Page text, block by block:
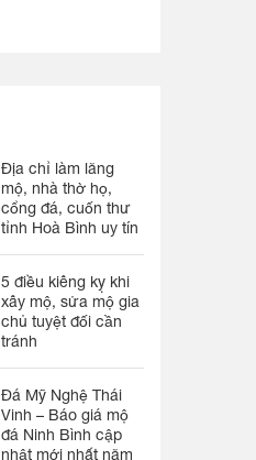
Địa chỉ làm lăng
mộ, nhà thờ họ,
cổng đá, cuốn thư
tỉnh Hoà Bình uy tín
5 điều kiêng kỵ khi
xây mộ, sửa mộ gia
chủ tuyệt đối cần
tránh
Đá Mỹ Nghệ Thái
Vinh – Báo giá mộ
đá Ninh Bình cập
nhật mới nhất năm